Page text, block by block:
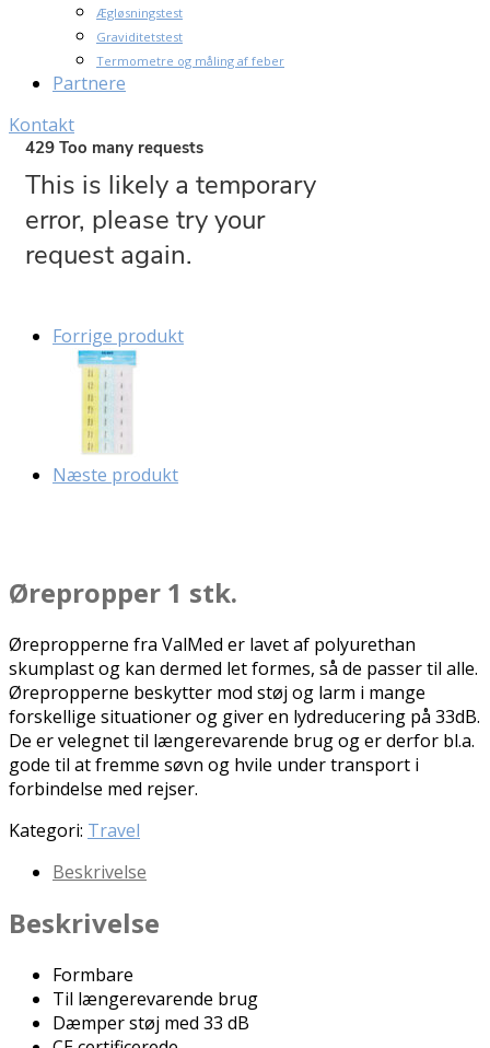
Ægløsningstest
Graviditetstest
Termometre og måling af feber
Partnere
Kontakt
Forrige produkt
Næste produkt
Ørepropper 1 stk.
Ørepropperne fra ValMed er lavet af polyurethan
skumplast og kan dermed let formes, så de passer til alle.
Ørepropperne beskytter mod støj og larm i mange
forskellige situationer og giver en lydreducering på 33dB.
De er velegnet til længerevarende brug og er derfor bl.a.
gode til at fremme søvn og hvile under transport i
forbindelse med rejser.
Kategori: Travel
Beskrivelse
Beskrivelse
Formbare
Til længerevarende brug
Dæmper støj med 33 dB